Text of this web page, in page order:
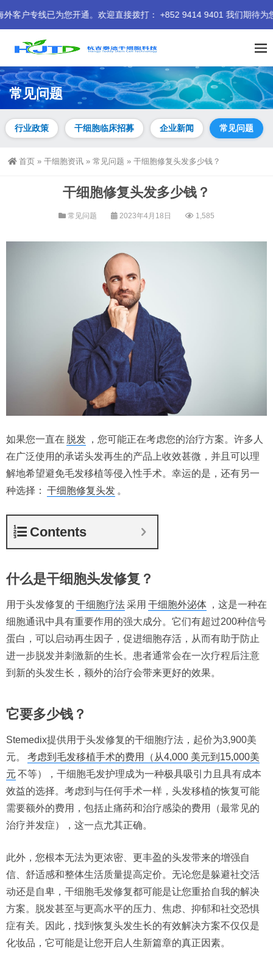
户专线已为您开通。欢迎直接拨打： +852 9414 9401 我们期待为您
常见问题
行业政策 干细胞临床招募 企业新闻 常见问题
首页 » 干细胞资讯 » 常见问题 » 干细胞修复头发多少钱？
干细胞修复头发多少钱？
常见问题 2023年4月18日 1,585
如果您一直在 脱发 ，您可能正在考虑您的治疗方案。许多人
在广泛使用的承诺头发再生的产品上收效甚微，并且可以理
解地希望避免毛发移植等侵入性手术。幸运的是，还有另一
种选择： 干细胞修复头发 。
Contents
什么是干细胞头发修复？
用于头发修复的 干细胞疗法采用 干细胞外泌体 ，这是一种在
细胞通讯中具有重要作用的强大成分。它们有超过200种信号
蛋白，可以启动再生因子，促进细胞存活，从而有助于防止
进一步脱发并刺激新的生长。患者通常会在一次疗程后注意
到新的头发生长，额外的治疗会带来更好的效果。
它要多少钱？
Stemedix提供用于头发修复的干细胞疗法，起价为3,900美
元。
考虑到毛发移植手术的费用（从4,000 美元到15,000美
元 不等），干细胞毛发护理成为一种极具吸引力且具有成本
效益的选择。考虑到与任何手术一样，头发移植的恢复可能
需要额外的费用，包括止痛药和治疗感染的费用（最常见的
治疗并发症），这一点尤其正确。
此外，您根本无法为更浓密、更丰盈的头发带来的增强自
信、舒适感和整体生活质量提高定价。无论您是躲避社交活
动还是自卑，干细胞毛发修复都可能是让您重拾自我的解决
方案。脱发甚至与更高水平的压力、焦虑、抑郁和社交恐惧
症有关。因此，找到恢复头发生长的有效解决方案不仅仅是
化妆品，它可能是让您开启人生新篇章的真正因素。